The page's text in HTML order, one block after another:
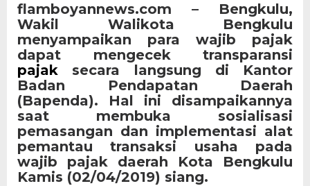
flamboyannews.com – Bengkulu,
Wakil Walikota Bengkulu
menyampaikan para wajib pajak
dapat mengecek transparansi
pajak secara langsung di Kantor
Badan Pendapatan Daerah
(Bapenda). Hal ini disampaikannya
saat membuka sosialisasi
pemasangan dan implementasi alat
pemantau transaksi usaha pada
wajib pajak daerah Kota Bengkulu
Kamis (02/04/2019) siang.